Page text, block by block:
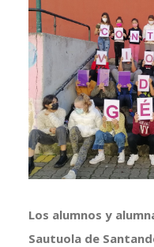
más
grande
Los alumnos y
Sautuola de